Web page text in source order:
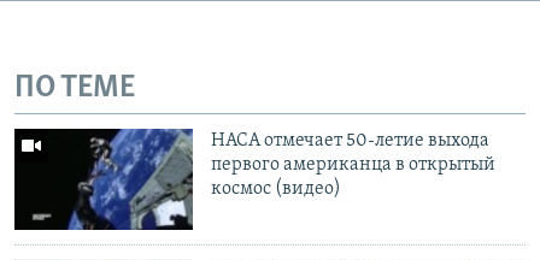
ПО ТЕМЕ
НАСА отмечает 50-летие выхода
первого американца в открытый
космос (видео)